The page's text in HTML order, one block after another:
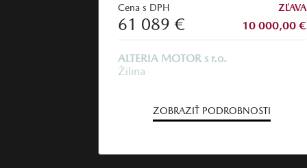
Cena s DPH
61 089 €
ZĽAVA
10 000,00 €
ALTERIA MOTOR s r.o.
Žilina
ZOBRAZIŤ PODROBNOSTI